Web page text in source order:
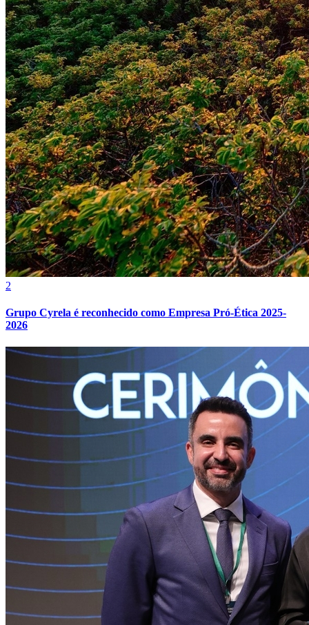
Internacional
Atlético-MG
2
Grupo Cyrela é reconhecido como Empresa Pró-Ética 2025-
2026